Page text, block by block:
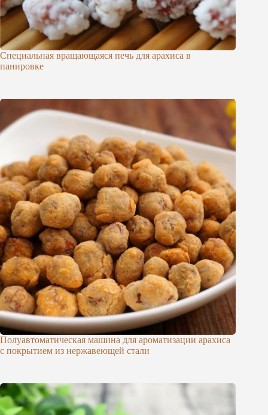
Специальная вращающаяся печь для арахиса в
панировке
Полуавтоматическая машина для ароматизации арахиса
с покрытием из нержавеющей стали